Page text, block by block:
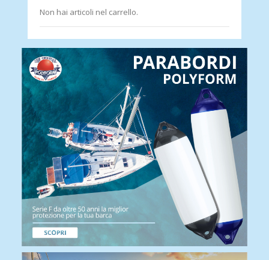
Non hai articoli nel carrello.